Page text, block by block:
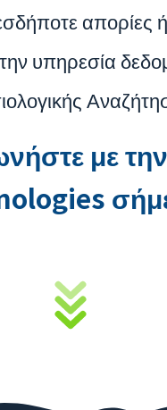
απορίες
την υπηρεσία
με